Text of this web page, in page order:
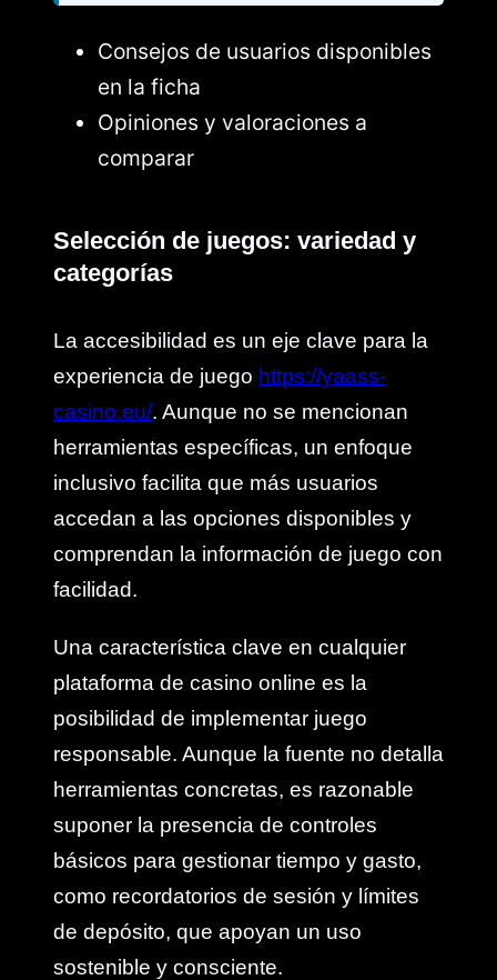
Consejos de usuarios disponibles
en la ficha
Opiniones y valoraciones a
comparar
Selección de juegos: variedad y
categorías
La accesibilidad es un eje clave para la
experiencia de juego https://yaass-
casino.eu/. Aunque no se mencionan
herramientas específicas, un enfoque
inclusivo facilita que más usuarios
accedan a las opciones disponibles y
comprendan la información de juego con
facilidad.
Una característica clave en cualquier
plataforma de casino online es la
posibilidad de implementar juego
responsable. Aunque la fuente no detalla
herramientas concretas, es razonable
suponer la presencia de controles
básicos para gestionar tiempo y gasto,
como recordatorios de sesión y límites
de depósito, que apoyan un uso
sostenible y consciente.